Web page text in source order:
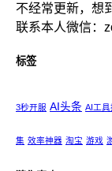
不经常更新，想
联系本人微信：
标签
3秒开服 AI头条 AI工具
集 效率神器 淘宝 游戏